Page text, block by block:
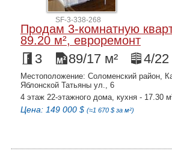
SF-3-338-268
Продам 3-комнатную
89.20 м², евроремонт
3 89/17 м² 4/22
Местоположение: Соломенский район,
Яблонской Татьяны ул., 6
4 этаж 22-этажного дома, кухня - 17.30
Цена: 149 000 $ (≈1 670 $ за м²)